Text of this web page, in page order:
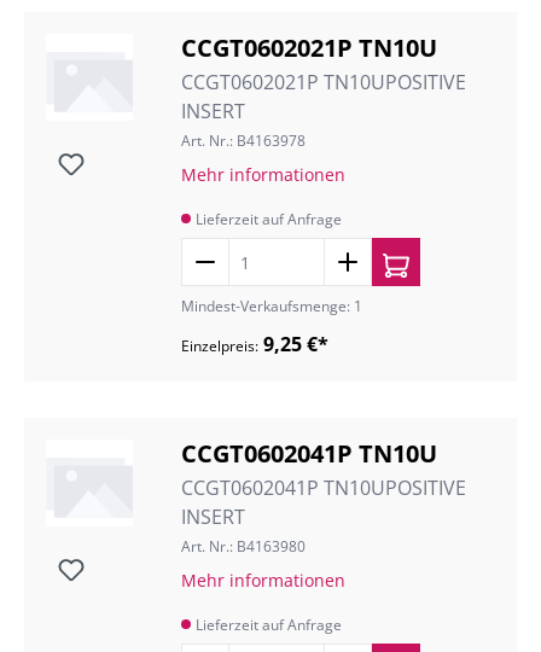
CCGT0602021P TN10U
CCGT0602021P TN10UPOSITIVE
INSERT
Art. Nr.: B4163978
Mehr informationen
Lieferzeit auf Anfrage
Mindest-Verkaufsmenge: 1
Einzelpreis: 9,25 €*
CCGT0602041P TN10U
CCGT0602041P TN10UPOSITIVE
INSERT
Art. Nr.: B4163980
Mehr informationen
Lieferzeit auf Anfrage